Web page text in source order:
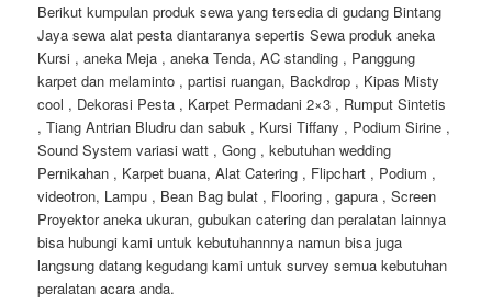
Berikut kumpulan produk sewa yang tersedia di gudang Bintang
Jaya sewa alat pesta diantaranya sepertis Sewa produk aneka
Kursi , aneka Meja , aneka Tenda, AC standing , Panggung
karpet dan melaminto , partisi ruangan, Backdrop , Kipas Misty
cool , Dekorasi Pesta , Karpet Permadani 2×3 , Rumput Sintetis
, Tiang Antrian Bludru dan sabuk , Kursi Tiffany , Podium Sirine ,
Sound System variasi watt , Gong , kebutuhan wedding
Pernikahan , Karpet buana, Alat Catering , Flipchart , Podium ,
videotron, Lampu , Bean Bag bulat , Flooring , gapura , Screen
Proyektor aneka ukuran, gubukan catering dan peralatan lainnya
bisa hubungi kami untuk kebutuhannnya namun bisa juga
langsung datang kegudang kami untuk survey semua kebutuhan
peralatan acara anda.